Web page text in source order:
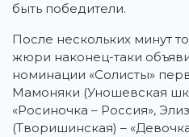
быть победители.
После нескольких минут
жюри наконец-таки
номинации «Солисты»
Мамоняки (Уношевская
«Росиночка – Россия»,
(Творишинская) –